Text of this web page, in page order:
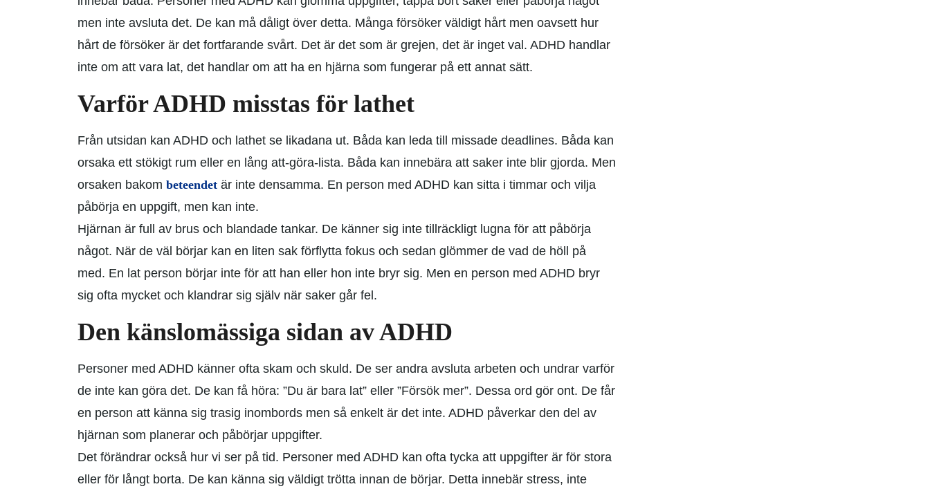
men inte avsluta det. De kan må dåligt över detta. Många försöker väldigt hårt men oavsett hur
hårt de försöker är det fortfarande svårt. Det är det som är grejen, det är inget val. ADHD handlar
inte om att vara lat, det handlar om att ha en hjärna som fungerar på ett annat sätt.
Varför ADHD misstas för lathet
Från utsidan kan ADHD och lathet se likadana ut. Båda kan leda till missade deadlines. Båda kan
orsaka ett stökigt rum eller en lång att-göra-lista. Båda kan innebära att saker inte blir gjorda. Men
orsaken bakom beteendet är inte densamma. En person med ADHD kan sitta i timmar och vilja
påbörja en uppgift, men kan inte.
Hjärnan är full av brus och blandade tankar. De känner sig inte tillräckligt lugna för att påbörja
något. När de väl börjar kan en liten sak förflytta fokus och sedan glömmer de vad de höll på
med. En lat person börjar inte för att han eller hon inte bryr sig. Men en person med ADHD bryr
sig ofta mycket och klandrar sig själv när saker går fel.
Den känslomässiga sidan av ADHD
Personer med ADHD känner ofta skam och skuld. De ser andra avsluta arbeten och undrar varför
de inte kan göra det. De kan få höra: ”Du är bara lat” eller ”Försök mer”. Dessa ord gör ont. De får
en person att känna sig trasig inombords men så enkelt är det inte. ADHD påverkar den del av
hjärnan som planerar och påbörjar uppgifter.
Det förändrar också hur vi ser på tid. Personer med ADHD kan ofta tycka att uppgifter är för stora
eller för långt borta. De kan känna sig väldigt trötta innan de börjar. Detta innebär stress, inte